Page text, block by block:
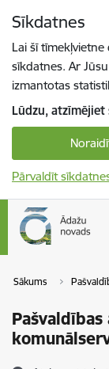
Sīkdatnes
Lai šī
sīkdatnes. Ar
izmantotas
Lūdzu, atzīmējiet
Pārvaldīt
Sākums